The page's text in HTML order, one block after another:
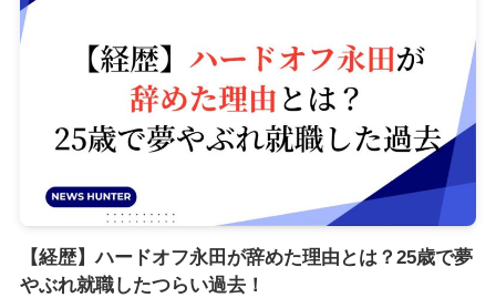
【経歴】ハードオフ永田が辞めた理由とは？25歳で夢
やぶれ就職したつらい過去！